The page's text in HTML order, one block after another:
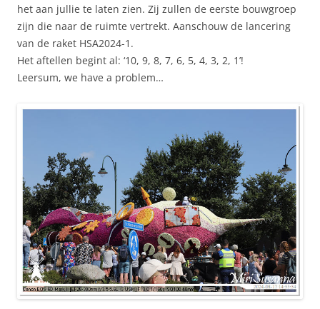
het aan jullie te laten zien. Zij zullen de eerste bouwgroep
zijn die naar de ruimte vertrekt. Aanschouw de lancering
van de raket HSA2024-1.
Het aftellen begint al: ‘10, 9, 8, 7, 6, 5, 4, 3, 2, 1’!
Leersum, we have a problem…